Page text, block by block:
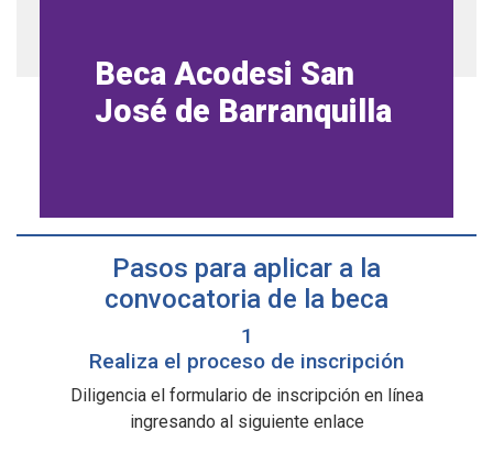
Beca Acodesi San
José de Barranquilla
Pasos para aplicar a la
convocatoria de la beca
1
Realiza el proceso de inscripción
Diligencia el formulario de inscripción en línea
ingresando al siguiente enlace